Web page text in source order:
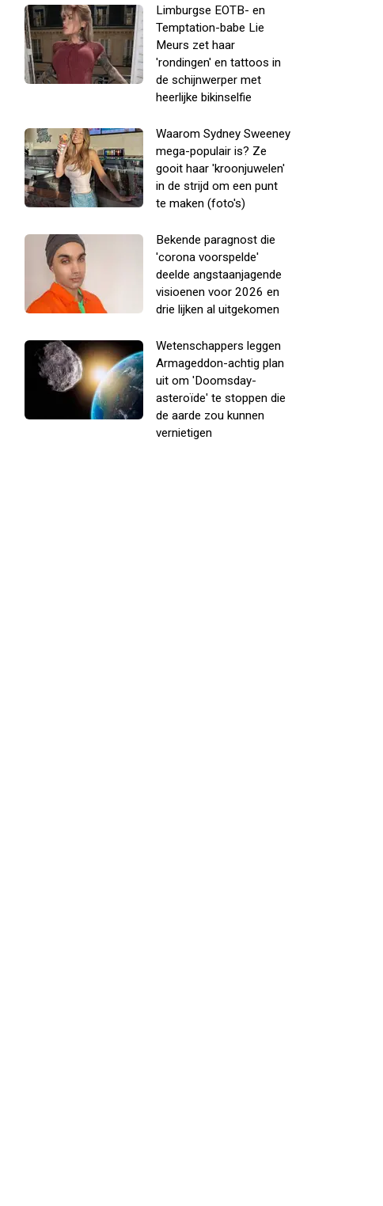
Limburgse EOTB- en
Temptation-babe Lie
Meurs zet haar
'rondingen' en tattoos in
de schijnwerper met
heerlijke bikinselfie
Waarom Sydney Sweeney
mega-populair is? Ze
gooit haar 'kroonjuwelen'
in de strijd om een punt
te maken (foto's)
Bekende paragnost die
'corona voorspelde'
deelde angstaanjagende
visioenen voor 2026 en
drie lijken al uitgekomen
Wetenschappers leggen
Armageddon-achtig plan
uit om 'Doomsday-
asteroïde' te stoppen die
de aarde zou kunnen
vernietigen